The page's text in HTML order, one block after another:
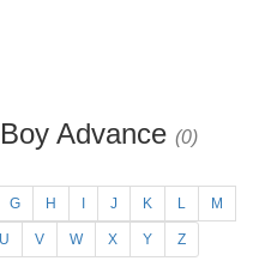
Advance (0)
G H J K L M
U V W X Y Z